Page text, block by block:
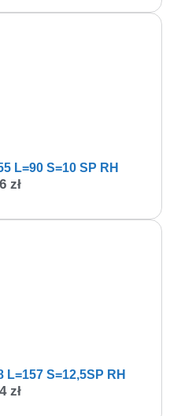
L=90 S=10 SP RH
zł
L=157 S=12,5SP RH
zł